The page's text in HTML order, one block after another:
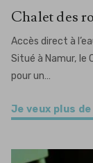
Chalet des
Accès direct à
Situé à Namur, le
pour un…
Je veux plus